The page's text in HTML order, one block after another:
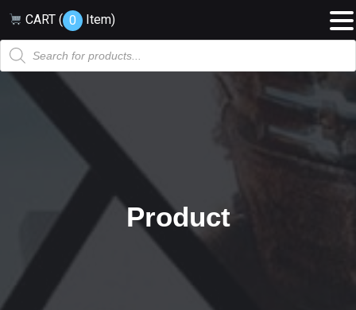
CART ( 0 Item)
Products
search
Product